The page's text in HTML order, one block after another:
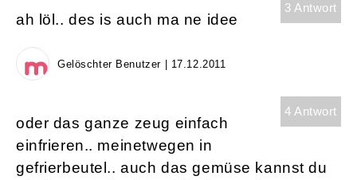
3 Antwort
ah löl.. des is auch ma ne idee
Gelöschter Benutzer | 17.12.2011
4 Antwort
oder das ganze zeug einfach
einfrieren.. meinetwegen in
gefrierbeutel.. auch das gemüse kannst du